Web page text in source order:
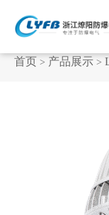
首页 > 产品展示 >